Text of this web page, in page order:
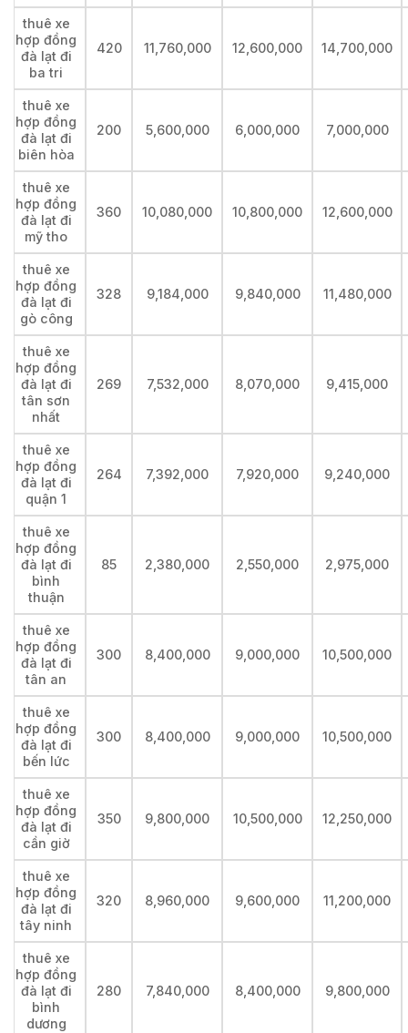
thuê xe
hợp đồng
đà lạt đi
ba tri
420 11,760,000 12,600,000 14,700,000
thuê xe
hợp đồng
đà lạt đi
biên hòa
200 5,600,000 6,000,000 7,000,000
thuê xe
hợp đồng
đà lạt đi
mỹ tho
360 10,080,000 10,800,000 12,600,000
thuê xe
hợp đồng
đà lạt đi
gò công
328 9,184,000 9,840,000 11,480,000
thuê xe
hợp đồng
đà lạt đi
tân sơn
nhất
269 7,532,000 8,070,000 9,415,000
thuê xe
hợp đồng
đà lạt đi
quận 1
264 7,392,000 7,920,000 9,240,000
thuê xe
hợp đồng
đà lạt đi
bình
thuận
85 2,380,000 2,550,000 2,975,000
thuê xe
hợp đồng
đà lạt đi
tân an
300 8,400,000 9,000,000 10,500,000
thuê xe
hợp đồng
đà lạt đi
bến lức
300 8,400,000 9,000,000 10,500,000
thuê xe
hợp đồng
đà lạt đi
cần giờ
350 9,800,000 10,500,000 12,250,000
thuê xe
hợp đồng
đà lạt đi
tây ninh
320 8,960,000 9,600,000 11,200,000
thuê xe
hợp đồng
đà lạt đi
bình
dương
280 7,840,000 8,400,000 9,800,000